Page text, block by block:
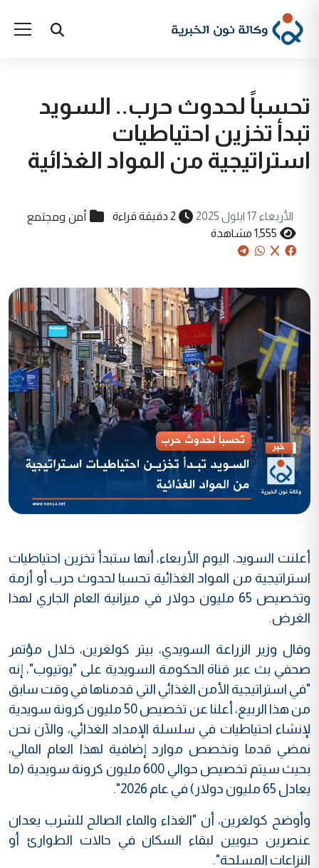
تحسباً لحدوث حرب.. السويد
تبدأ تخزين احتياطيات
استراتيجية من المواد الغذائية
الأربعاء 17 ايلول 2025 2 دقيقة قراءة أمن ومجتمع
1,555 مشاهدة
أعلنت السويد، اليوم الأربعاء، أنها ستبدأ تخزين احتياطيات
استراتيجية من المواد الغذائية تحسبا لحدوث حرب أو أزمة
وتخصيص 65 مليون دولار في ميزانية العام الجاري لهذا
الغرض.
وقال وزير الزراعة السويدي، بيتر كولغرين، خلال مؤتمر
صحفي بث عبر قناة الحكومة السويدية على "يوتيوب"، إنه
"في استراتيجية الأمن الغذائي التي قدمناها في وقت سابق
من هذا الربيع، أعلنا عن تخصيص 50 مليون كرونة سويدية
لإنشاء احتياطيات في سلسلة الإمداد الغذائي، والآن نحن
نمضي قدما ونخصص موارد إضافية لهذا العام المالي،
بحيث سيتم تخصيص حوالي 600 مليون كرونة سويدية (ما
يعادل 65 مليون دولار) في عام 2026".
وأوضح كولغرين، أن "الغذاء والماء الصالح للشرب يعدان
عنصرين حيويين لبقاء السكان في حالات الطوارئ أو
النزاعات المسلحة".